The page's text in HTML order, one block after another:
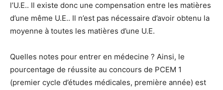
l’U.E.. Il existe donc une compensation entre les matières
d’une même U.E.. Il n’est pas nécessaire d’avoir obtenu la
moyenne à toutes les matières d’une U.E.
Quelles notes pour entrer en médecine ? Ainsi, le
pourcentage de réussite au concours de PCEM 1
(premier cycle d’études médicales, première année) est